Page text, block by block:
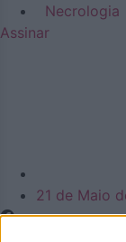
Necrologia
Assinar
21 de Maio